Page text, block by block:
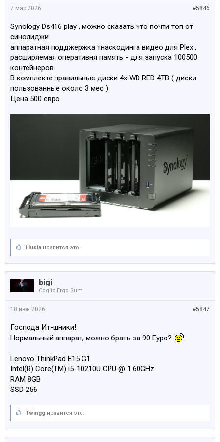
#5846
7 мар 2026
Synology Ds416 play , можно сказать что почти топ от
синолиджи
аппаратная подджержка тнаскодинга видео для Plex ,
расширяемая оперативня память - для запуска 100500
контейнеров
В комплекте правильные диски 4x WD RED 4TB ( диски
пользованные около 3 мес )
Цена 500 евро
illusia нравится это.
bigi
Cogito Ergo Sum
#5847
18 июн 2026
Господа Ит-шники!
Нормальный аппарат, можно брать за 90 Еуро?
Lenovo ThinkPad E15 G1
Intel(R) Core(TM) i5-10210U CPU @ 1.60GHz
RAM 8GB
SSD 256
Twingg нравится это.